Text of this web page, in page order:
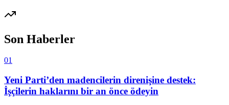
Son Haberler
01
Yeni Parti’den madencilerin direnişine destek:
İşçilerin haklarını bir an önce ödeyin